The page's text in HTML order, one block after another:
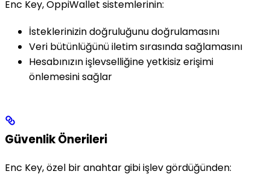
Enc Key, OppiWallet sistemlerinin:
İsteklerinizin doğruluğunu doğrulamasını
Veri bütünlüğünü iletim sırasında sağlamasını
Hesabınızın işlevselliğine yetkisiz erişimi
önlemesini sağlar
Güvenlik Önerileri
Enc Key, özel bir anahtar gibi işlev gördüğünden: